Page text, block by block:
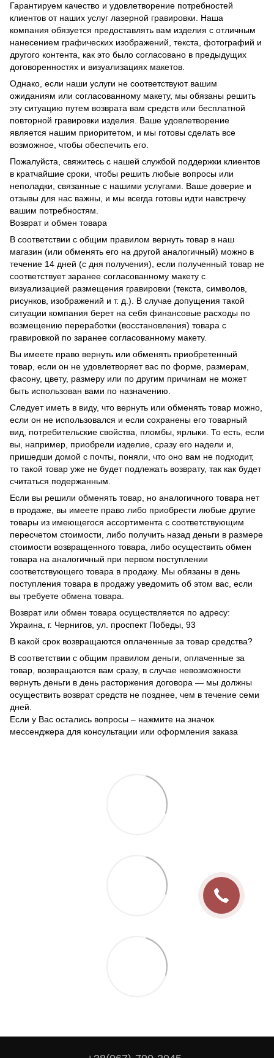
Гарантируем качество и удовлетворение потребностей
клиентов от наших услуг лазерной гравировки. Наша
компания обязуется предоставлять вам изделия с отличным
нанесением графических изображений, текста, фотографий и
другого контента, как это было согласовано в предыдущих
договоренностях и визуализациях макетов.
Однако, если наши услуги не соответствуют вашим
ожиданиям или согласованному макету, мы обязаны решить
эту ситуацию путем возврата вам средств или бесплатной
повторной гравировки изделия. Ваше удовлетворение
является нашим приоритетом, и мы готовы сделать все
возможное, чтобы обеспечить его.
Пожалуйста, свяжитесь с нашей службой поддержки клиентов
в кратчайшие сроки, чтобы решить любые вопросы или
неполадки, связанные с нашими услугами. Ваше доверие и
отзывы для нас важны, и мы всегда готовы идти навстречу
вашим потребностям.
Возврат и обмен товара
В соответствии с общим правилом вернуть товар в наш
магазин (или обменять его на другой аналогичный) можно в
течение 14 дней (с дня получения), если полученный товар не
соответствует заранее согласованному макету с
визуализацией размещения гравировки (текста, символов,
рисунков, изображений и т. д.). В случае допущения такой
ситуации компания берет на себя финансовые расходы по
возмещению переработки (восстановления) товара с
гравировкой по заранее согласованному макету.
Вы имеете право вернуть или обменять приобретенный
товар, если он не удовлетворяет вас по форме, размерам,
фасону, цвету, размеру или по другим причинам не может
быть использован вами по назначению.
Следует иметь в виду, что вернуть или обменять товар можно,
если он не использовался и если сохранены его товарный
вид, потребительские свойства, пломбы, ярлыки. То есть, если
вы, например, приобрели изделие, сразу его надели и,
пришедши домой с почты, поняли, что оно вам не подходит,
то такой товар уже не будет подлежать возврату, так как будет
считаться подержанным.
Если вы решили обменять товар, но аналогичного товара нет
в продаже, вы имеете право либо приобрести любые другие
товары из имеющегося ассортимента с соответствующим
пересчетом стоимости, либо получить назад деньги в размере
стоимости возвращенного товара, либо осуществить обмен
товара на аналогичный при первом поступлении
соответствующего товара в продажу. Мы обязаны в день
поступления товара в продажу уведомить об этом вас, если
вы требуете обмена товара.
Возврат или обмен товара осуществляется по адресу:
Украина, г. Чернигов, ул. проспект Победы, 93
В какой срок возвращаются оплаченные за товар средства?
В соответствии с общим правилом деньги, оплаченные за
товар, возвращаются вам сразу, в случае невозможности
вернуть деньги в день расторжения договора — мы должны
осуществить возврат средств не позднее, чем в течение семи
дней.
Если у Вас остались вопросы – нажмите на значок
мессенджера для консультации или оформления заказа